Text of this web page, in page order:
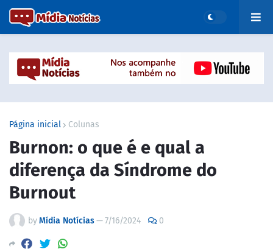
Página inicial Colunas
Burnon: o que é e qual a
diferença da Síndrome do
Burnout
byMídia Notícias—7/16/2024 0